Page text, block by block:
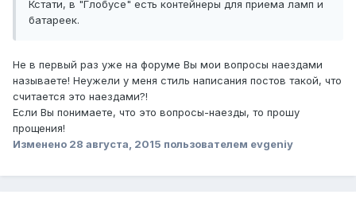
Кстати, в "Глобусе" есть контейнеры для приема ламп и
батареек.
Не в первый раз уже на форуме Вы мои вопросы наездами
называете! Неужели у меня стиль написания постов такой, что
считается это наездами?!
Если Вы понимаете, что это вопросы-наезды, то прошу
прощения!
Изменено 28 августа, 2015 пользователем evgeniy